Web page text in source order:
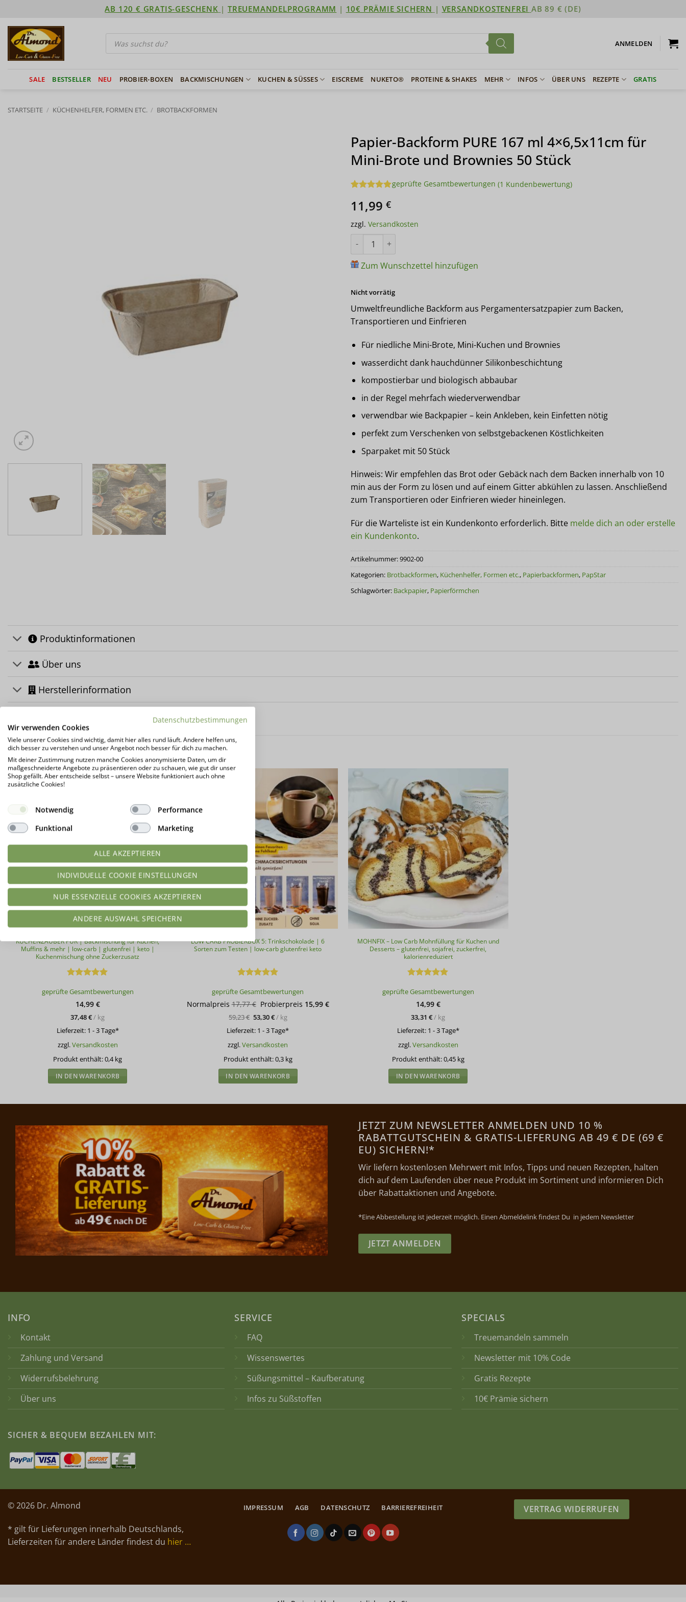
springen
AB 120 € GRATIS-GESCHENK |TREUEMANDELPROGRAMM | 10€ PRÄMIE SICHERN | VERSANDKOSTENFREI AB 89 € (DE)
Products
search ANMELDEN
SALE BESTSELLER NEU PROBIER-BOXEN BACKMISCHUNGEN KUCHEN & SÜSSES EISCREME NUKETO® PROTEINE & SHAKES MEHR INFOS ÜBER UNS REZEPTE GRATIS
STARTSEITE / KÜCHENHELFER, FORMEN ETC. / BROTBACKFORMEN
Papier-Backform PURE 167 ml 4×6,5x11cm für
Mini-Brote und Brownies 50 Stück
mit
von
5, basierend
Kundenbewertung
geprüfte Gesamtbewertungen (1 Kundenbewertung)
11,99 €
zzgl. Versandkosten
Papier-Backform PURE 167 ml 4x6,5x11cm für Mini-Brote und Brownies 50 Stück Menge
Zum Wunschzettel hinzufügen
Nicht vorrätig
Umweltfreundliche Backform aus Pergamentersatzpapier zum Backen,
Transportieren und Einfrieren
Für niedliche Mini-Brote, Mini-Kuchen und Brownies
wasserdicht dank hauchdünner Silikonbeschichtung
kompostierbar und biologisch abbaubar
in der Regel mehrfach wiederverwendbar
verwendbar wie Backpapier – kein Ankleben, kein Einfetten nötig
perfekt zum Verschenken von selbstgebackenen Köstlichkeiten
Sparpaket mit 50 Stück
Hinweis: Wir empfehlen das Brot oder Gebäck nach dem Backen innerhalb von 10
min aus der Form zu lösen und auf einem Gitter abkühlen zu lassen. Anschließend
zum Transportieren oder Einfrieren wieder hineinlegen.
Für die Warteliste ist ein Kundenkonto erforderlich. Bitte melde dich an oder erstelle
ein Kundenkonto.
Artikelnummer:9902-00
Kategorien: Brotbackformen, Küchenhelfer, Formen etc., Papierbackformen, PapStar
Schlagwörter: Backpapier, Papierförmchen
Produktinformationen
Über uns
Herstellerinformation
DAS KÖNNTE DIR AUCH GEFALLEN …
KUCHENZAUBER PUR | Backmischung für Kuchen,
Muffins & mehr | low-carb | glutenfrei | keto |
Kuchenmischung ohne Zuckerzusatz
mit4.94
von 5
geprüfte Gesamtbewertungen
14,99 €
37,48€/ kg
Lieferzeit: 1 - 3 Tage*
zzgl.Versandkosten
Produkt enthält: 0,4kg
IN DEN WARENKORB
LOW CARB PROBIERBOX 5: Trinkschokolade | 6
Sorten zum Testen | low-carb glutenfrei keto
mit5von
5
geprüfte Gesamtbewertungen
Normalpreis 17,77€ Ursprünglicher
war:
Probierpreis 15,99 €Aktueller
59,23€ 53,30€/ kg
Lieferzeit: 1 - 3 Tage*
zzgl.Versandkosten
Produkt enthält: 0,3 kg
IN DEN WARENKORB
MOHNFIX – Low Carb Mohnfüllung für Kuchen und
Desserts – glutenfrei, sojafrei, zuckerfrei,
kalorienreduziert
mit5von
geprüfte Gesamtbewertungen
14,99 €
33,31€/ kg
Lieferzeit: 1 - 3 Tage*
zzgl.Versandkosten
Produkt enthält: 0,45 kg
IN DEN WARENKORB
JETZT ZUM NEWSLETTER ANMELDEN UND 10 %
RABATTGUTSCHEIN & GRATIS-LIEFERUNG AB 49 € DE (69 €
EU) SICHERN!*
Wir liefern kostenlosen Mehrwert mit Infos, Tipps und neuen Rezepten, halten
dich auf dem Laufenden über neue Produkt im Sortiment und informieren Dich
über Rabattaktionen und Angebote.
*Eine Abbestellung ist jederzeit möglich. Einen Abmeldelink findest Du in jedem Newsletter
JETZT ANMELDEN
INFO
Kontakt
Zahlung und Versand
Widerrufsbelehrung
Über uns
SERVICE
FAQ
Wissenswertes
Süßungsmittel – Kaufberatung
Infos zu Süßstoffen
SPECIALS
Treuemandeln sammeln
Newsletter mit 10% Code
Gratis Rezepte
10€ Prämie sichern
SICHER & BEQUEM BEZAHLEN MIT:
© 2026 Dr. Almond
* gilt für Lieferungen innerhalb Deutschlands,
Lieferzeiten für andere Länder findest du hier …
IMPRESSUM AGB DATENSCHUTZ BARRIEREFREIHEIT VERTRAG WIDERRUFEN
Datenschutzbestimmungen
Wir verwenden Cookies
Viele unserer Cookies sind wichtig, damit hier alles rund läuft. Andere helfen uns,
dich besser zu verstehen und unser Angebot noch besser für dich zu machen.
Mit deiner Zustimmung nutzen manche Cookies anonymisierte Daten, um dir
maßgeschneiderte Angebote zu präsentieren oder zu schauen, wie gut dir unser
Shop gefällt. Aber entscheide selbst – unsere Website funktioniert auch ohne
zusätzliche Cookies!
Notwendig
Performance
Funktional
Marketing
ALLE AKZEPTIEREN
INDIVIDUELLE COOKIE EINSTELLUNGEN
NUR ESSENZIELLE COOKIES AKZEPTIEREN
ANDERE AUSWAHL SPEICHERN